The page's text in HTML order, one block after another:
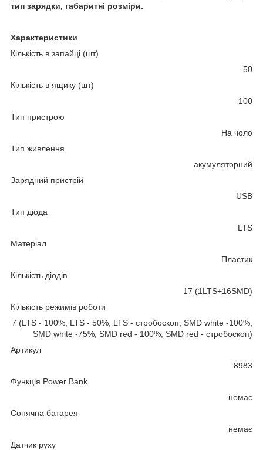
тип зарядки, габаритні розміри.
Характеристики
Кількість в запайці (шт)
50
Кількість в ящику (шт)
100
Тип пристрою
На чоло
Тип живлення
акумуляторний
Зарядний пристрій
USB
Тип діода
LTS
Матеріал
Пластик
Кількість діодів
17 (1LTS+16SMD)
Кількість режимів роботи
7 (LTS - 100%, LTS - 50%, LTS - стробоскоп, SMD white -100%,
SMD white -75%, SMD red - 100%, SMD red - стробоскоп)
Артикул
8983
Функція Power Bank
немає
Сонячна батарея
немає
Датчик руху